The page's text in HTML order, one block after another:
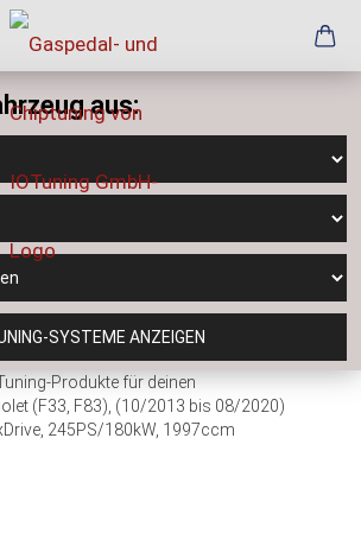
aus:
SYSTEME ANZEIGEN
Produkte für deinen
(F33, F83), (10/2013 bis 08/2020)
245PS/180kW, 1997ccm